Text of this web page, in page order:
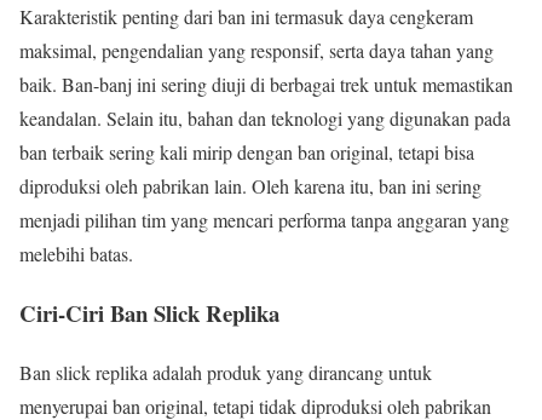
Karakteristik penting dari ban ini termasuk daya cengkeram
maksimal, pengendalian yang responsif, serta daya tahan yang
baik. Ban-banj ini sering diuji di berbagai trek untuk memastikan
keandalan. Selain itu, bahan dan teknologi yang digunakan pada
ban terbaik sering kali mirip dengan ban original, tetapi bisa
diproduksi oleh pabrikan lain. Oleh karena itu, ban ini sering
menjadi pilihan tim yang mencari performa tanpa anggaran yang
melebihi batas.
Ciri-Ciri Ban Slick Replika
Ban slick replika adalah produk yang dirancang untuk
menyerupai ban original, tetapi tidak diproduksi oleh pabrikan